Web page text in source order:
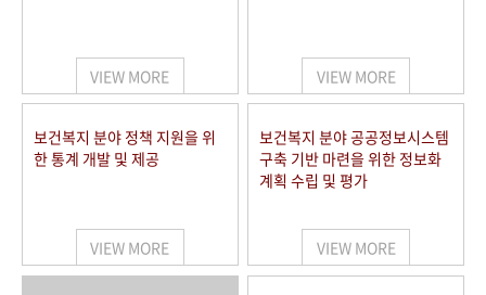
VIEW MORE VIEW MORE
보건복지 분야 정책 지원을 위
한 통계 개발 및 제공
VIEW MORE
보건복지 분야 공공정보시스템
구축 기반 마련을 위한 정보화
계획 수립 및 평가
VIEW MORE